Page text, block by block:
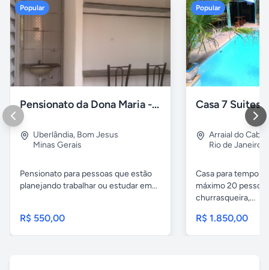
Popular
Pensionato da Dona Maria - Uberlândia/MG
Uberlândia, Bom Jesus
Minas Gerais
Pensionato para pessoas que estão
planejando trabalhar ou estudar em...
R$ 550,00
Popular
Arraial do Cabo
Rio de Janeiro
Casa para
máximo 20
churrasqueira,...
R$ 1.850,00